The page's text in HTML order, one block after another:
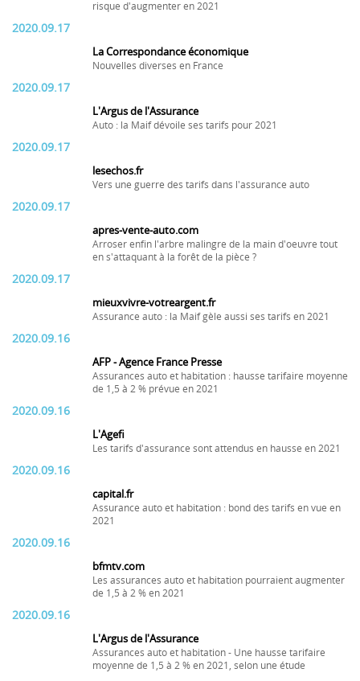
risque d'augmenter en 2021
2020.09.17
La Correspondance économique
Nouvelles diverses en France
2020.09.17
L'Argus de l'Assurance
Auto : la Maif dévoile ses tarifs pour 2021
2020.09.17
lesechos.fr
Vers une guerre des tarifs dans l'assurance auto
2020.09.17
apres-vente-auto.com
Arroser enfin l'arbre malingre de la main d'oeuvre tout
en s'attaquant à la forêt de la pièce ?
2020.09.17
mieuxvivre-votreargent.fr
Assurance auto : la Maif gèle aussi ses tarifs en 2021
2020.09.16
AFP - Agence France Presse
Assurances auto et habitation : hausse tarifaire moyenne
de 1,5 à 2 % prévue en 2021
2020.09.16
L'Agefi
Les tarifs d'assurance sont attendus en hausse en 2021
2020.09.16
capital.fr
Assurance auto et habitation : bond des tarifs en vue en
2021
2020.09.16
bfmtv.com
Les assurances auto et habitation pourraient augmenter
de 1,5 à 2 % en 2021
2020.09.16
L'Argus de l'Assurance
Assurances auto et habitation - Une hausse tarifaire
moyenne de 1,5 à 2 % en 2021, selon une étude